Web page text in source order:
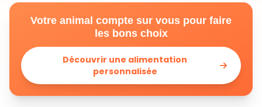
Votre animal compte sur vous pour faire
les bons choix
Découvrir une alimentation
personnalisée